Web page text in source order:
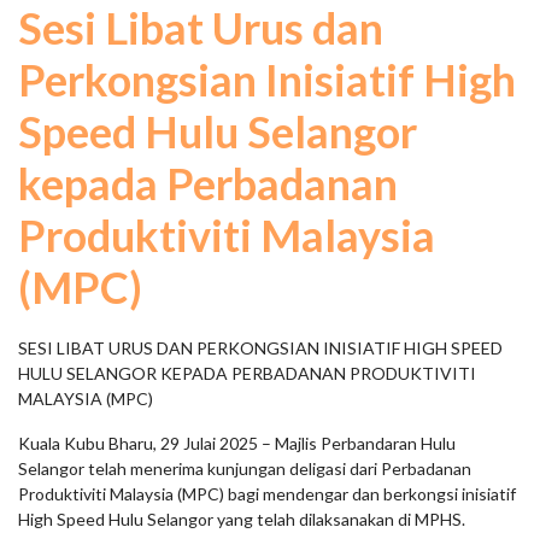
Sesi Libat Urus dan
Perkongsian Inisiatif High
Speed Hulu Selangor
kepada Perbadanan
Produktiviti Malaysia
(MPC)
SESI LIBAT URUS DAN PERKONGSIAN INISIATIF HIGH SPEED
HULU SELANGOR KEPADA PERBADANAN PRODUKTIVITI
MALAYSIA (MPC)
Kuala Kubu Bharu, 29 Julai 2025 – Majlis Perbandaran Hulu
Selangor telah menerima kunjungan deligasi dari Perbadanan
Produktiviti Malaysia (MPC) bagi mendengar dan berkongsi inisiatif
High Speed Hulu Selangor yang telah dilaksanakan di MPHS.